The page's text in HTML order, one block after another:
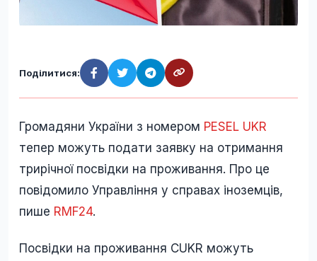
Поділитися:
Громадяни України з номером PESEL UKR
тепер можуть подати заявку на отримання
трирічної посвідки на проживання. Про це
повідомило Управління у справах іноземців,
пише RMF24.
Посвідки на проживання CUKR можуть